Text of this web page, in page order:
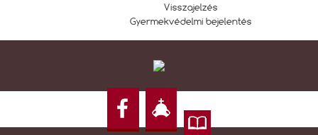
Visszajelzés
Gyermekvédelmi bejelentés